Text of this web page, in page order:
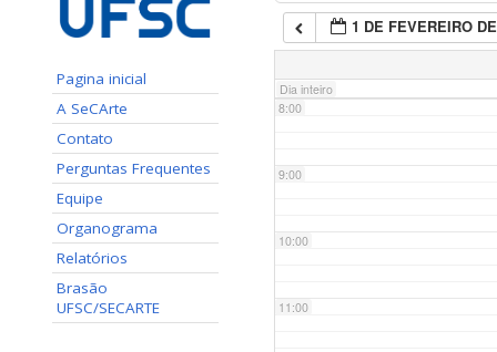
Pagina inicial
A SeCArte
Contato
Perguntas Frequentes
Equipe
Organograma
Relatórios
Brasão
UFSC/SECARTE
1 DE FEVEREIRO
Dia inteiro
7:00
8:00
9:00
10:00
11:00